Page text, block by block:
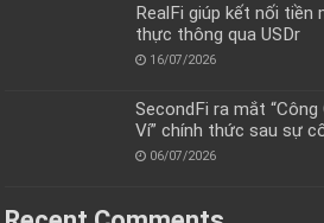
RealFi giúp kết nối tiền
thực thông qua USDr
16/07/2026
SecondFi ra mắt
Ví” chính thức sau sự
06/07/2026